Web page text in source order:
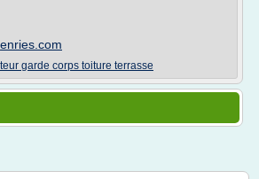
garde corps toiture terrasse